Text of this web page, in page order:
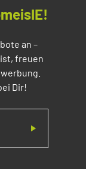
an –
freuen
Dir!